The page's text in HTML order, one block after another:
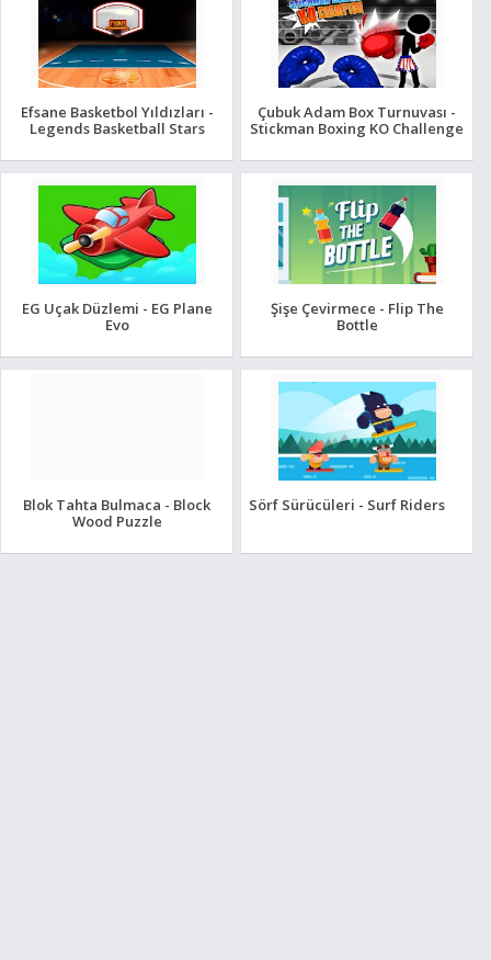
Efsane Basketbol Yıldızları -
Legends Basketball Stars
Çubuk Adam Box Turnuvası -
Stickman Boxing KO Challenge
EG Uçak Düzlemi - EG Plane
Evo
Şişe Çevirmece - Flip The
Bottle
Blok Tahta Bulmaca - Block
Wood Puzzle
Sörf Sürücüleri - Surf Riders